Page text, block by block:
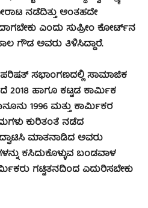
ನಡೆದಿತ್ತು ಅಂತಹದೇ
ಎಂದು ಸುಪ್ರೀಂ ಕೋರ್ಟ್‍ನ
ಗೌಡ ಅವರು ತಿಳಿಸಿದ್ದಾರೆ.
ಸಭಾಂಗಣದಲ್ಲಿ ಸಾಮಾಜಿಕ
2018 ಹಾಗೂ ಕಟ್ಟಡ ಕಾರ್ಮಿಕ
1996 ಮತ್ತು ಕಾರ್ಮಿಕರ
ಕುರಿತಂತೆ ನಡೆದ
ಮಾತನಾಡಿದ ಅವರು
ಕಸಿದುಕೊಳ್ಳುವ ಬಂಡವಾಳ
ಗಟ್ಟಿತನದಿಂದ ಎದುರಿಸಬೇಕು